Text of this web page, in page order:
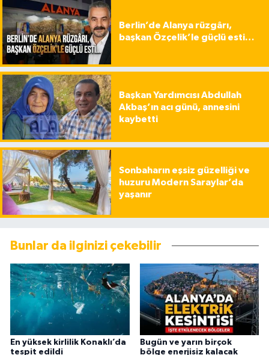
Berlin’de Alanya rüzgârı,
başkan Özçelik’le güçlü esti…
Başkan Yardımcısı Abdullah
Akbaş’ın acı günü, annesini
kaybetti
Sonbaharın eşsiz güzelliği ve
huzuru Modern Saraylar’da
yaşanır
Bunlar da ilginizi çekebilir
En yüksek kirlilik Konaklı’da
tespit edildi
Bugün ve yarın birçok
bölge enerjisiz kalacak